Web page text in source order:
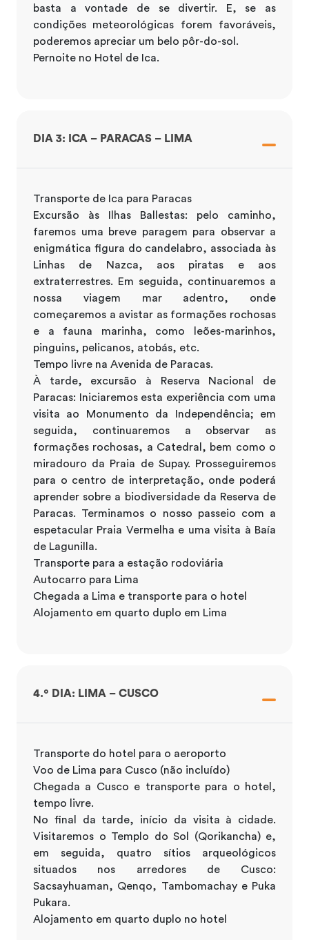
basta a vontade de se divertir. E, se as
condições meteorológicas forem favoráveis,
poderemos apreciar um belo pôr-do-sol.
Pernoite no Hotel de Ica.
DIA 3: ICA – PARACAS – LIMA
Transporte de Ica para Paracas
Excursão às Ilhas Ballestas: pelo caminho,
faremos uma breve paragem para observar a
enigmática figura do candelabro, associada às
Linhas de Nazca, aos piratas e aos
extraterrestres. Em seguida, continuaremos a
nossa viagem mar adentro, onde
começaremos a avistar as formações rochosas
e a fauna marinha, como leões-marinhos,
pinguins, pelicanos, atobás, etc.
Tempo livre na Avenida de Paracas.
À tarde, excursão à Reserva Nacional de
Paracas: Iniciaremos esta experiência com uma
visita ao Monumento da Independência; em
seguida, continuaremos a observar as
formações rochosas, a Catedral, bem como o
miradouro da Praia de Supay. Prosseguiremos
para o centro de interpretação, onde poderá
aprender sobre a biodiversidade da Reserva de
Paracas. Terminamos o nosso passeio com a
espetacular Praia Vermelha e uma visita à Baía
de Lagunilla.
Transporte para a estação rodoviária
Autocarro para Lima
Chegada a Lima e transporte para o hotel
Alojamento em quarto duplo em Lima
4.º DIA: LIMA – CUSCO
Transporte do hotel para o aeroporto
Voo de Lima para Cusco (não incluído)
Chegada a Cusco e transporte para o hotel,
tempo livre.
No final da tarde, início da visita à cidade.
Visitaremos o Templo do Sol (Qorikancha) e,
em seguida, quatro sítios arqueológicos
situados nos arredores de Cusco:
Sacsayhuaman, Qenqo, Tambomachay e Puka
Pukara.
Alojamento em quarto duplo no hotel